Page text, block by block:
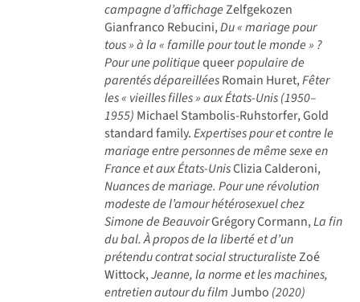
campagne d’affichageZelfgekozen
Gianfranco Rebucini,Du « mariage pour
tous » à la « famille pour tout le monde » ?
Pour une politiquequeerpopulaire de
parentés dépareilléesRomain Huret,Fêter
les « vieilles filles » aux États-Unis (1950–
1955) Michael Stambolis-Ruhstorfer, Gold
standard family.Expertises pour et contre le
mariage entre personnes de même sexe en
France et aux États-UnisClizia Calderoni,
Nuances de mariage. Pour une révolution
modeste de l’amour hétérosexuel chez
Simone de BeauvoirGrégory Cormann,La fin
du bal. À propos de la liberté et d’un
prétendu contrat social structuralisteZoé
Wittock,Jeanne, la norme et les machines,
entretien autour du filmJumbo (2020)